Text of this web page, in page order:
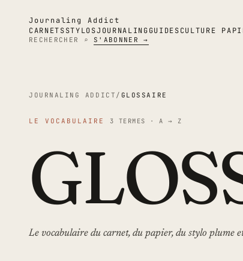
Journaling Addict
CARNETSSTYLOSJOURNALINGGUIDESCULTURE
RECHERCHER ⌕ S'ABONNER →
JOURNALING ADDICT / GLOSSAIRE
LE VOCABULAIRE 3 TERMES · A → Z
Le vocabulaire du carnet, du papier, du stylo plume